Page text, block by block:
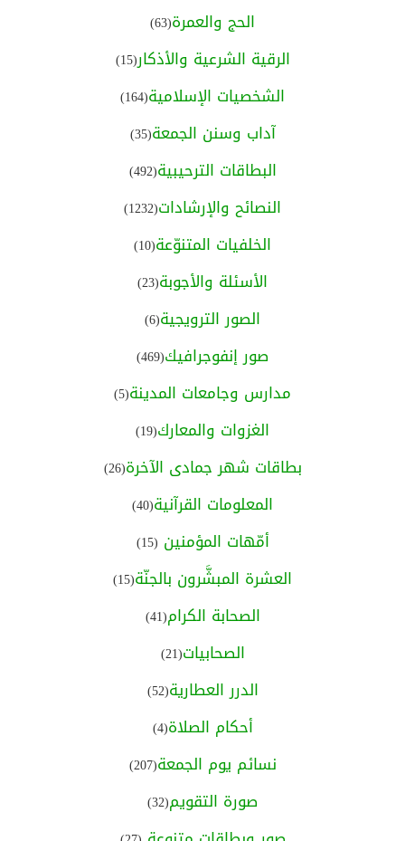
الحج والعمرة(63)
الرقية الشرعية والأذكار(15)
الشخصيات الإسلامية(164)
آداب وسنن الجمعة(35)
البطاقات الترحيبية(492)
النصائح والإرشادات(1232)
الخلفيات المتنوّعة(10)
الأسئلة والأجوبة(23)
الصور الترويجية(6)
صور إنفوجرافيك(469)
مدارس وجامعات المدينة(5)
الغزوات والمعارك(19)
بطاقات شهر جمادى الآخرة(26)
المعلومات القرآنية(40)
أمّهات المؤمنين (15)
العشرة المبشَّرون بالجنّة(15)
الصحابة الكرام(41)
الصحابيات(21)
الدرر العطارية(52)
أحكام الصلاة(4)
نسائم يوم الجمعة(207)
صورة التقويم(32)